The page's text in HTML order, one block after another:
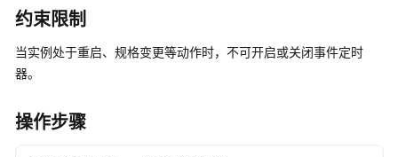
核
用
约束限制
当实例处于重启、规格变更等动作时，不可开启或关闭事件定时
器。
操作步骤